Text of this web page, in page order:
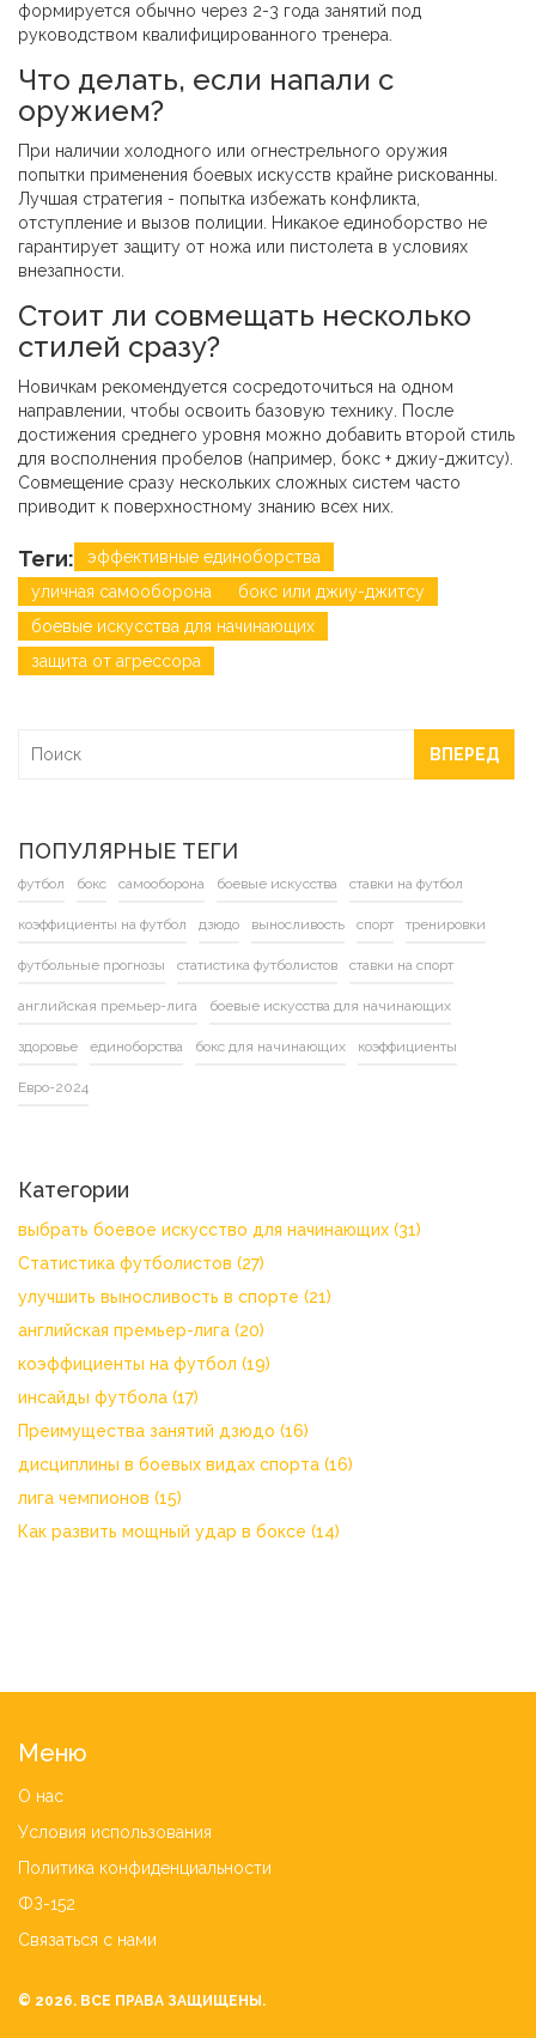
формируется обычно через 2-3 года занятий под
руководством квалифицированного тренера.
Что делать, если напали с
оружием?
При наличии холодного или огнестрельного оружия
попытки применения боевых искусств крайне рискованны.
Лучшая стратегия - попытка избежать конфликта,
отступление и вызов полиции. Никакое единоборство не
гарантирует защиту от ножа или пистолета в условиях
внезапности.
Стоит ли совмещать несколько
стилей сразу?
Новичкам рекомендуется сосредоточиться на одном
направлении, чтобы освоить базовую технику. После
достижения среднего уровня можно добавить второй стиль
для восполнения пробелов (например, бокс + джиу-джитсу).
Совмещение сразу нескольких сложных систем часто
приводит к поверхностному знанию всех них.
Теги:
эффективные единоборства
уличная самооборона
бокс или джиу-джитсу
боевые искусства для начинающих
защита от агрессора
ВПЕРЕД
ПОПУЛЯРНЫЕ ТЕГИ
футбол бокс самооборона боевые искусства ставки на футбол
коэффициенты на футбол дзюдо выносливость спорт тренировки
футбольные прогнозы статистика футболистов ставки на спорт
английская премьер-лига боевые искусства для начинающих
здоровье единоборства бокс для начинающих коэффициенты
Евро-2024
Категории
выбрать боевое искусство для начинающих (31)
Статистика футболистов (27)
улучшить выносливость в спорте (21)
английская премьер-лига (20)
коэффициенты на футбол (19)
инсайды футбола (17)
Преимущества занятий дзюдо (16)
дисциплины в боевых видах спорта (16)
лига чемпионов (15)
Как развить мощный удар в боксе (14)
Меню
О нас
Условия использования
Политика конфиденциальности
ФЗ-152
Связаться с нами
© 2026. ВСЕ ПРАВА ЗАЩИЩЕНЫ.